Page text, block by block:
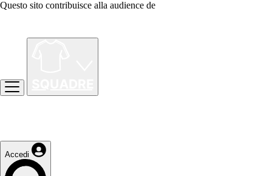
Questo sito contribuisce alla audience de
Accedi